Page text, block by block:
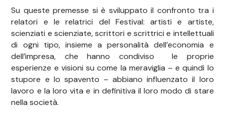
Su queste premesse si è sviluppato il confronto tra i
relatori e le relatrici del Festival: artisti e artiste,
scienziati e scienziate, scrittori e scrittrici e intellettuali
di ogni tipo, insieme a personalità dell’economia e
dell’impresa, che hanno condiviso le proprie
esperienze e visioni su come la meraviglia – e quindi lo
stupore e lo spavento – abbiano influenzato il loro
lavoro e la loro vita e in definitiva il loro modo di stare
nella società.